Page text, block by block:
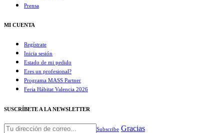
Prensa
MI CUENTA
Regístrate
Inicia sesión
Estado de mi pedido
Eres un profesional?
Programa MASS Partner
Feria Hábitat Valencia 2026​
SUSCRÍBETE A LA NEWSLETTER
Subscribe Gracias